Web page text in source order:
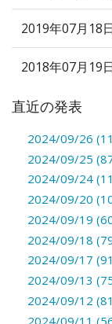
2019年07月18
2018年07月19
直近の発表
2024/09/26
2024/09/25
2024/09/24
2024/09/20
2024/09/19
2024/09/18
2024/09/17
2024/09/13
2024/09/12
2024/09/11